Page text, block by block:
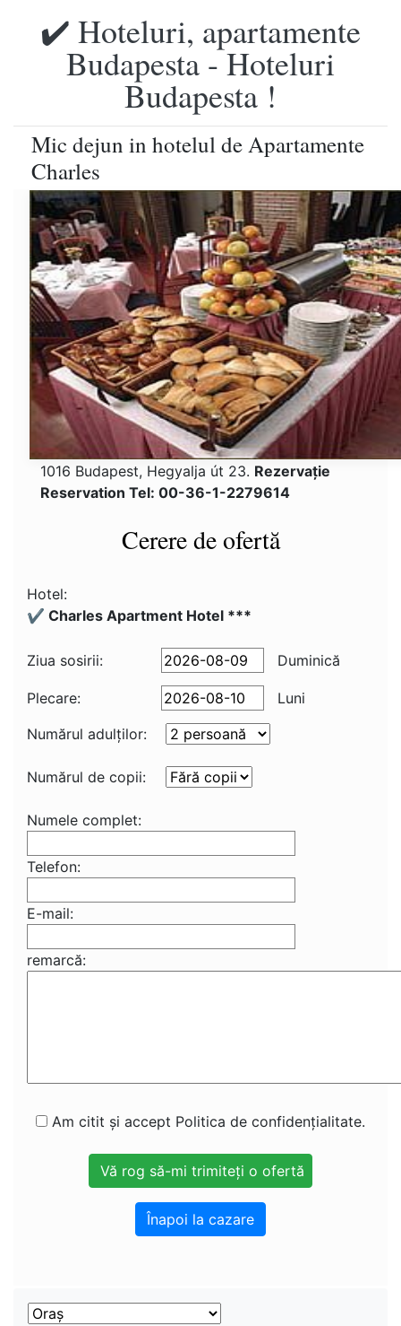
✔️ Hoteluri, apartamente
Budapesta - Hoteluri
Budapesta !
Mic dejun in hotelul de Apartamente
Charles
1016 Budapest, Hegyalja út 23. Rezervaţie
Reservation Tel: 00-36-1-2279614
Cerere de ofertă
Hotel:
✔️ Charles Apartment Hotel ***
Ziua sosirii: Duminică
Plecare:
Luni
Numărul adulţilor:
Numărul de copii:
Numele complet:
Telefon:
E-mail:
remarcă:
Am citit și accept Politica de confidențialitate.
Înapoi la cazare